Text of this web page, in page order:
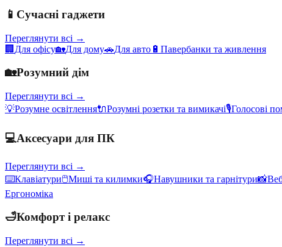
📱 Сучасні гаджети
Переглянути всі →
🏢 Для офісу🏡Для дому🚗Для авто 🔋 Павербанки та живлення
🏡Розумний дім
Переглянути всі →
💡Розумне освітлення🔌Розумні розетки та вимикачі🎙️Голосові
💻Аксесуари для ПК
Переглянути всі →
⌨️Клавіатури🖱️Миші та килимки🎧Навушники та гарнітури📸
Ергономіка
🛁Комфорт і релакс
Переглянути всі →